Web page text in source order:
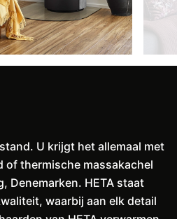
U krijgt het allemaal met
of thermische massakachel
Denemarken. HETA staat
waarbij aan elk detail